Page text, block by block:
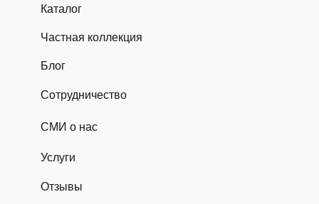
Каталог
Блог
Частная коллекция
Сотрудничество
Услуги
Отзывы
СМИ о нас